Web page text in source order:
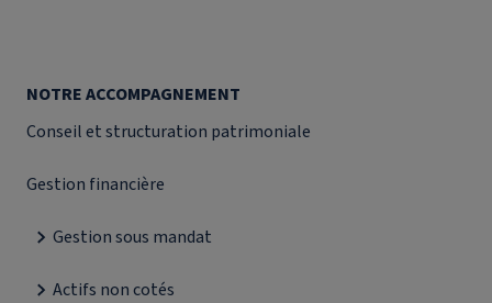
NOTRE ACCOMPAGNEMENT
Conseil et structuration patrimoniale
Gestion financière
Gestion sous mandat
Actifs non cotés